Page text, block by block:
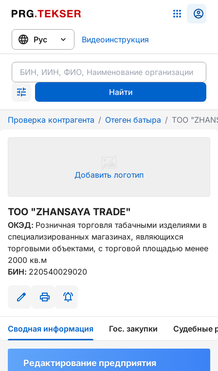
Видеоинструкция
Найти
Проверка контрагента / Отеген батыра / ТОО
Добавить логотип
ТОО "ZHANSAYA TRADE"
ОКЭД: Розничная торговля табачными изделиями в
специализированных магазинах, являющихся
торговыми объектами, с торговой площадью менее
2000 кв.м
БИН: 220540029020
Сводная информация Гос. закупки Судебные
Редактирование предприятия